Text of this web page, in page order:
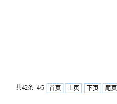
共42条 4/5
首页 上页 下页 尾页